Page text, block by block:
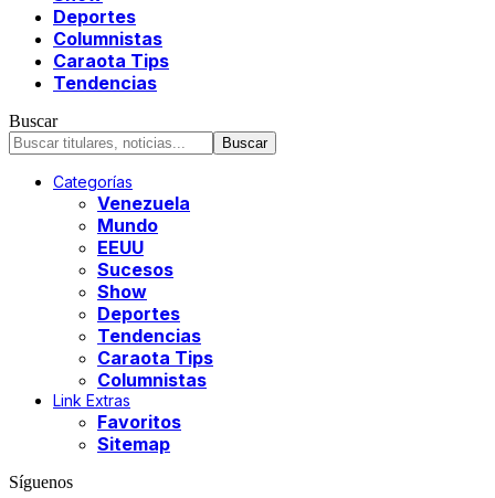
Deportes
Columnistas
Caraota Tips
Tendencias
Buscar
Categorías
Venezuela
Mundo
EEUU
Sucesos
Show
Deportes
Tendencias
Caraota Tips
Columnistas
Link Extras
Favoritos
Sitemap
Síguenos